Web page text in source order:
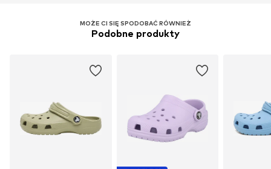
MOŻE CI SIĘ SPODOBAĆ RÓWNIEŻ
Podobne produkty